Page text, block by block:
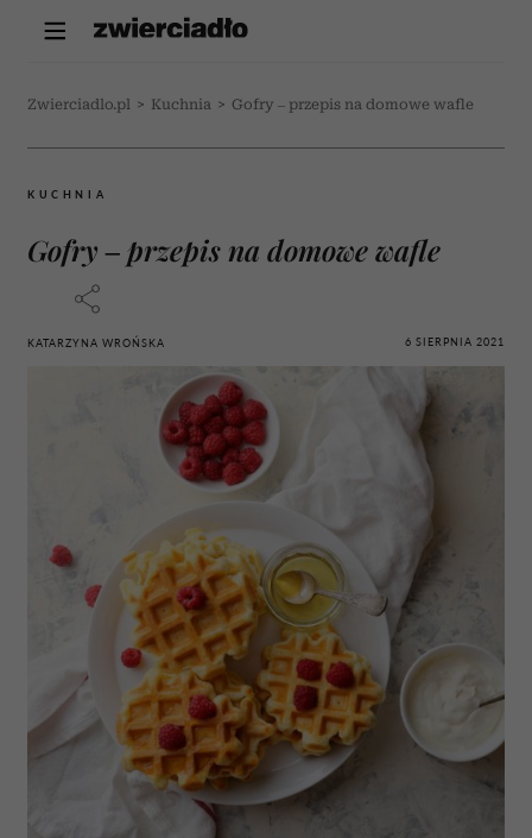
Zwierciadlo.pl > Kuchnia > Gofry – przepis na domowe wafle
KUCHNIA
Gofry – przepis na domowe wafle
KATARZYNA WROŃSKA 6 SIERPNIA 2021